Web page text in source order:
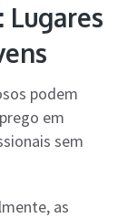
Lugares
podem
em
sem
as